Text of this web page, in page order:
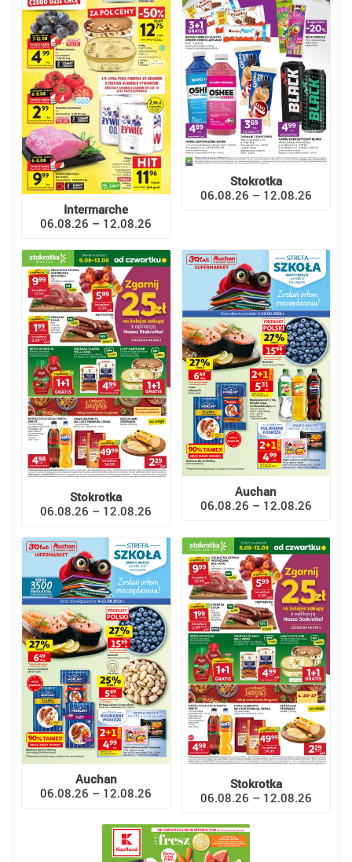
Intermarche
06.08.26 – 12.08.26
Stokrotka
06.08.26 – 12.08.26
Stokrotka
06.08.26 – 12.08.26
Auchan
06.08.26 – 12.08.26
Auchan
06.08.26 – 12.08.26
Stokrotka
06.08.26 – 12.08.26